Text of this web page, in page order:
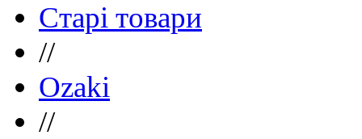
Старі товари
//
Ozaki
//